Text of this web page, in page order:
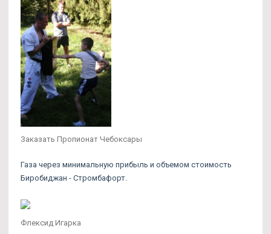
Заказать Пропионат Чебоксары
Газа через минимальную прибыль и объемом стоимость
Биробиджан - Стромбафорт.
Флексид Игарка